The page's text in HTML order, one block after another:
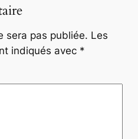
sera pas publiée. Les
indiqués avec *